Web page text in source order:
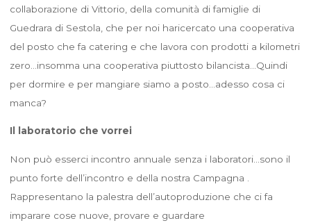
collaborazione di Vittorio, della comunità di famiglie di
Guedrara di Sestola, che per noi haricercato una cooperativa
del posto che fa catering e che lavora con prodotti a kilometri
zero…insomma una cooperativa piuttosto bilancista…Quindi
per dormire e per mangiare siamo a posto…adesso cosa ci
manca?
Il laboratorio che vorrei
Non può esserci incontro annuale senza i laboratori…sono il
punto forte dell’incontro e della nostra Campagna .
Rappresentano la palestra dell’autoproduzione che ci fa
imparare cose nuove, provare e guardare